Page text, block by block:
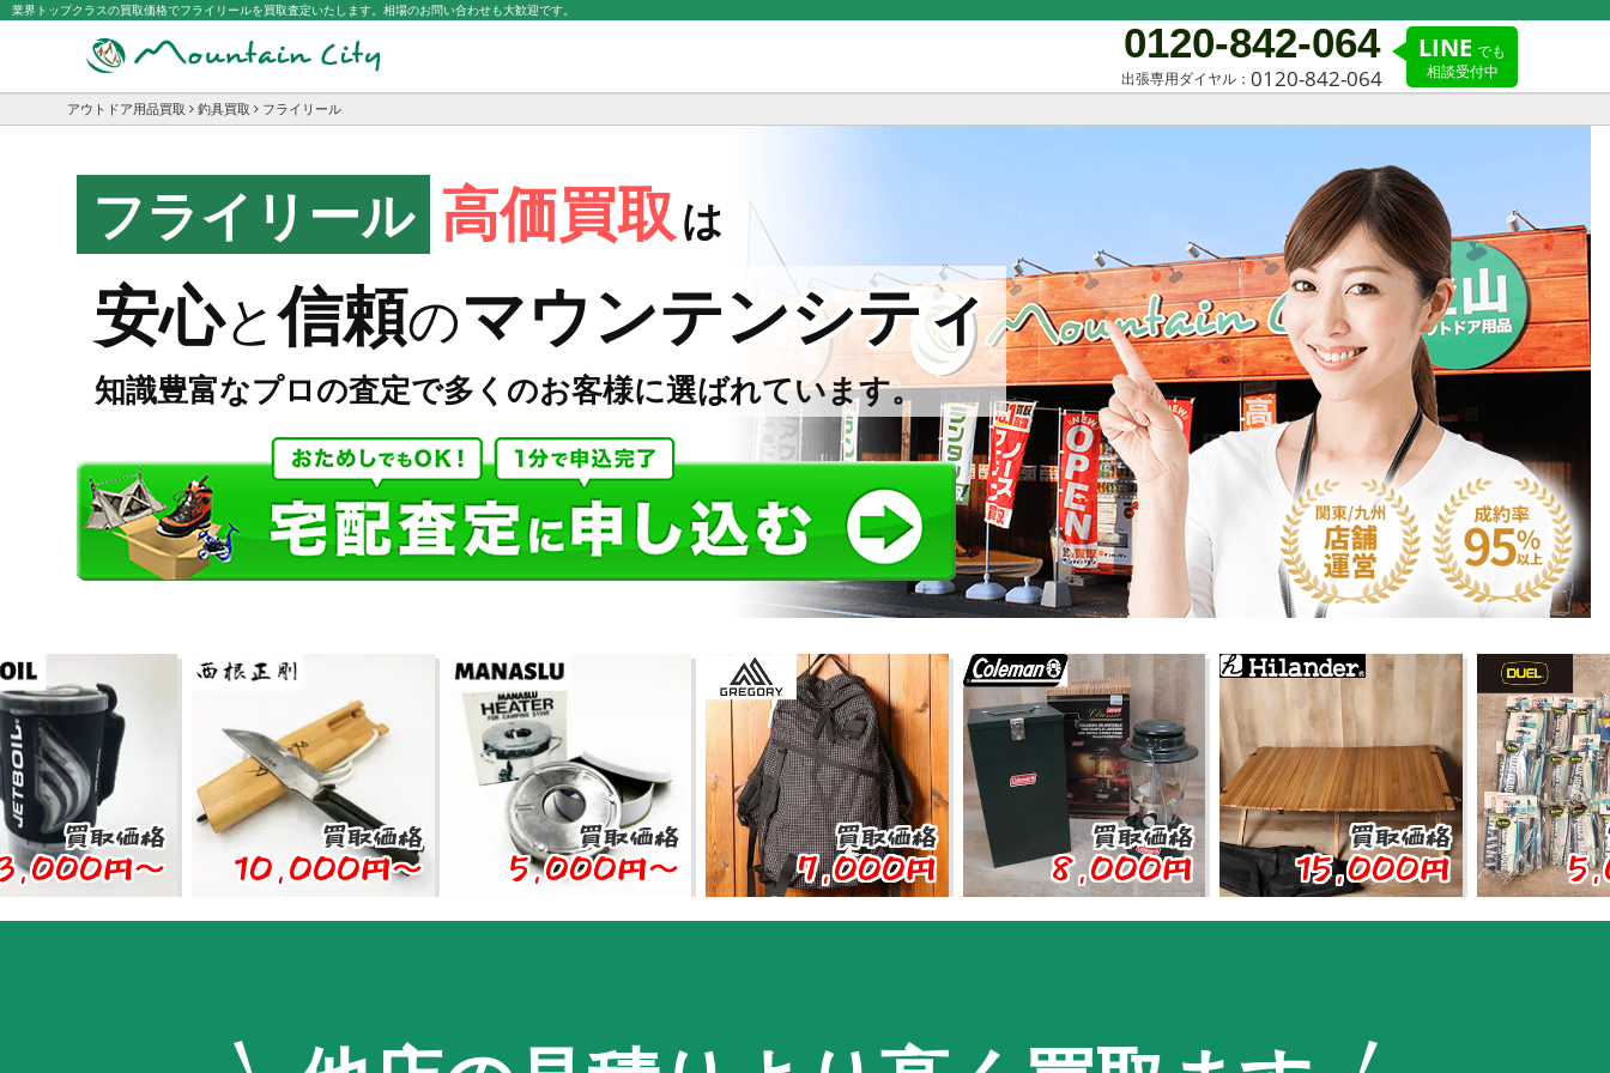
業界トップクラスの買取価格でフライリールを買取査定いたします。相場のお問い合わせも大歓迎です。
LINE でも
相談受付中
0120-842-064
出張専用ダイヤル： 0120-842-064
アウトドア用品買取 釣具買取 フライリール
フライリール 高価買取は
安心と信頼のマウンテンシティ
知識豊富なプロの査定で多くのお客様に選ばれています。
価格
〜
買取価格
10,000円〜
買取価格
5,000円〜
買取価格
7,000円
買取価格
8,000円
買取価格
15,000円
買取価
5,000